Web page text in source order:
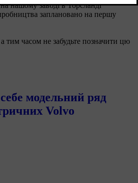
нашому заводі в Торсланді
заплановано на першу
часом не забудьте позначити цю
модельний ряд
Volvo​